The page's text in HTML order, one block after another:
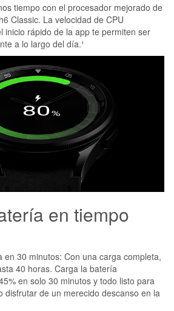
tiempo con el procesador mejorado de
Classic. La velocidad de CPU
inicio rápido de la app te permiten ser
a lo largo del día.¹
en tiempo
en 30 minutos: Con una carga completa,
40 horas. Carga la batería
en solo 30 minutos y todo listo para
disfrutar de un merecido descanso en la